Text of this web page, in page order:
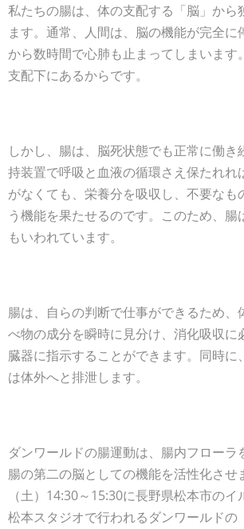
私たちの腸は、体の支配する「脳」から
ます。通常、人間は、脳の機能が完全に
から数時間で心肺も止まってしまいます
支配下にあるからです。
しかし、腸は、脳死状態でも正常に働き
持装置で呼吸と血液の循環さえ保たれれ
がなくても、栄養分を吸収し、不要なも
う機能を果たせるのです。このため、腸
もいわれています。
腸は、自らの判断で仕事ができるため、
べ物の成分を瞬時に見分け、消化吸収に
臓器に指示することができます。同時に
は体外へと排泄します。
ダンワールドの腸運動は、腸内フローラ
腸の第二の脳としての機能を活性化させ
（土）14:30～15:30に長野県松本市の
松本スタジオで行われるダンワールドの